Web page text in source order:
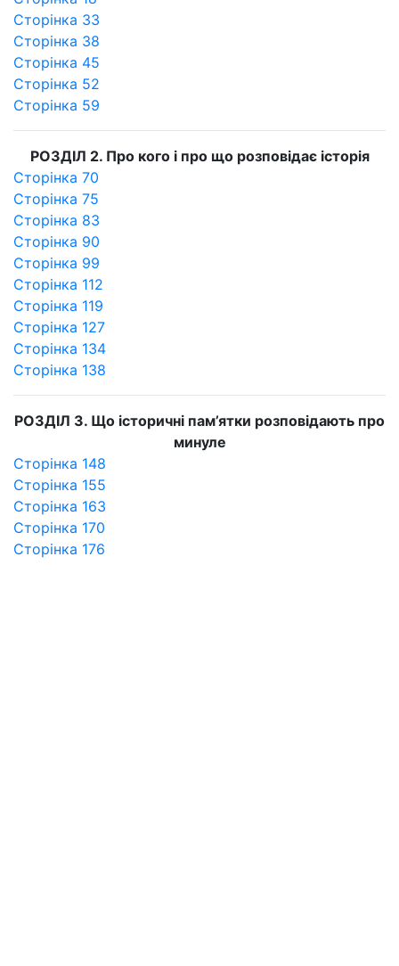
Сторінка 33
Сторінка 38
Сторінка 45
Сторінка 52
Сторінка 59
РОЗДІЛ 2. Про кого і про що розповідає історія
Сторінка 70
Сторінка 75
Сторінка 83
Сторінка 90
Сторінка 99
Сторінка 112
Сторінка 119
Сторінка 127
Сторінка 134
Сторінка 138
РОЗДІЛ 3. Що історичні пам’ятки розповідають про
минуле
Сторінка 148
Сторінка 155
Сторінка 163
Сторінка 170
Сторінка 176